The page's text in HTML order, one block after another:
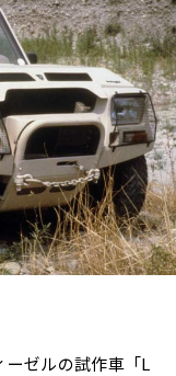
ーゼルの試作車「L